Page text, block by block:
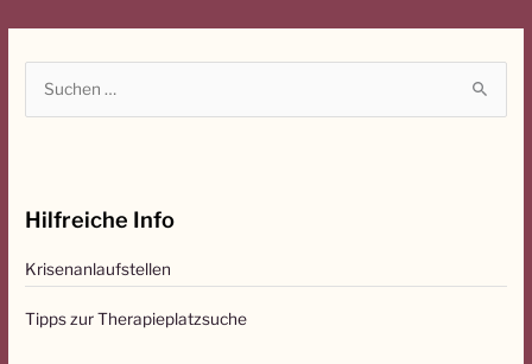
e
n
a
Hilfreiche Info
Krisenanlaufstellen
Tipps zur Therapieplatzsuche